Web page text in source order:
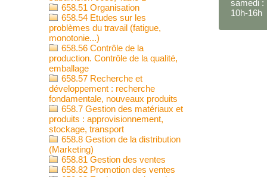
658.51 Organisation
658.54 Etudes sur les
problèmes du travail (fatigue,
monotonie...)
658.56 Contrôle de la
production. Contrôle de la qualité,
emballage
658.57 Recherche et
développement : recherche
fondamentale, nouveaux produits
658.7 Gestion des matériaux et
produits : approvisionnement,
stockage, transport
658.8 Gestion de la distribution
(Marketing)
658.81 Gestion des ventes
658.82 Promotion des ventes
samedi :
10h-16h